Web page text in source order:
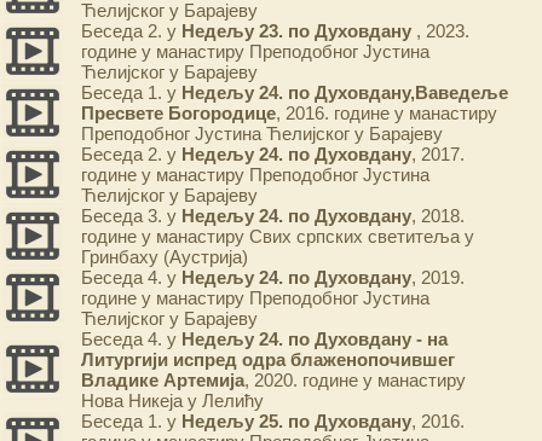
Ћелијског у Барајеву
Беседа 2. у Недељу 23. по Духовдану , 2023.
године у манастиру Преподобног Јустина
Ћелијског у Барајеву
Беседа 1. у Недељу 24. по Духовдану,Ваведеље
Пресвете Богородице, 2016. године у манастиру
Преподобног Јустина Ћелијског у Барајеву
Беседа 2. у Недељу 24. по Духовдану, 2017.
године у манастиру Преподобног Јустина
Ћелијског у Барајеву
Беседа 3. у Недељу 24. по Духовдану, 2018.
године у манастиру Свих српских светитеља у
Гринбаху (Аустрија)
Беседа 4. у Недељу 24. по Духовдану, 2019.
године у манастиру Преподобног Јустина
Ћелијског у Барајеву
Беседа 4. у Недељу 24. по Духовдану - на
Литургији испред одра блаженопочившег
Владике Артемија, 2020. године у манастиру
Нова Никеја у Лелићу
Беседа 1. у Недељу 25. по Духовдану, 2016.